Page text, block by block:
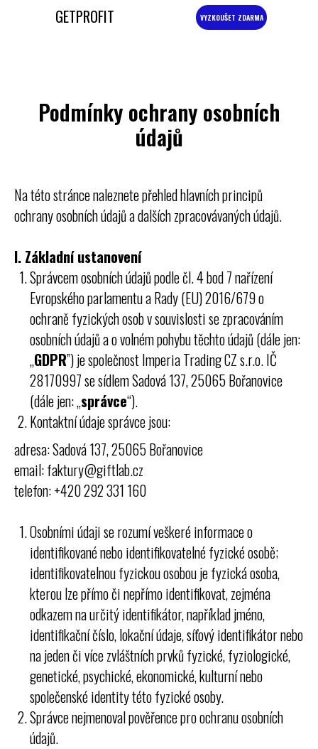
GETPROFIT VYZKOUŠET ZDARMA
Podmínky ochrany osobních
údajů
Na této stránce naleznete přehled hlavních principů
ochrany osobních údajů a dalších zpracovávaných údajů.
I. Základní ustanovení
Správcem osobních údajů podle čl. 4 bod 7 nařízení
Evropského parlamentu a Rady (EU) 2016/679 o
ochraně fyzických osob v souvislosti se zpracováním
osobních údajů a o volném pohybu těchto údajů (dále jen:
„GDPR”) je společnost Imperia Trading CZ s.r.o. IČ
28170997 se sídlem Sadová 137, 25065 Bořanovice
(dále jen: „správce“).
Kontaktní údaje správce jsou:
adresa: Sadová 137, 25065 Bořanovice
email: faktury@giftlab.cz
telefon: +420 292 331 160
Osobními údaji se rozumí veškeré informace o
identifikované nebo identifikovatelné fyzické osobě;
identifikovatelnou fyzickou osobou je fyzická osoba,
kterou lze přímo či nepřímo identifikovat, zejména
odkazem na určitý identifikátor, například jméno,
identifikační číslo, lokační údaje, síťový identifikátor nebo
na jeden či více zvláštních prvků fyzické, fyziologické,
genetické, psychické, ekonomické, kulturní nebo
společenské identity této fyzické osoby.
Správce nejmenoval pověřence pro ochranu osobních
údajů.